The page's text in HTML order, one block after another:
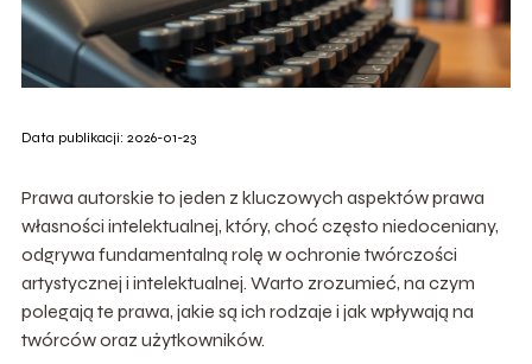
Data publikacji: 2026-01-23
Prawa autorskie to jeden z kluczowych aspektów prawa
własności intelektualnej, który, choć często niedoceniany,
odgrywa fundamentalną rolę w ochronie twórczości
artystycznej i intelektualnej. Warto zrozumieć, na czym
polegają te prawa, jakie są ich rodzaje i jak wpływają na
twórców oraz użytkowników.